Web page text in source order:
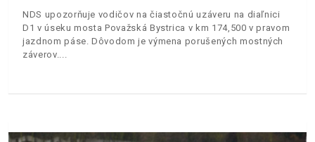
NDS upozorňuje vodičov na čiastočnú uzáveru na diaľnici
D1 v úseku mosta Považská Bystrica v km 174,500 v pravom
jazdnom páse. Dôvodom je výmena porušených mostných
záverov.